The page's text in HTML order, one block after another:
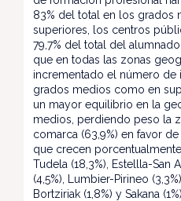
83% del total en los grados
superiores, los centros
79,7% del total del
que en todas las zonas
incrementado el número de
grados medios como en
un mayor equilibrio en la
medios, perdiendo peso la
comarca (63,9%) en favor
que crecen
Tudela (18,3%), Estellla-San
(4,5%), Lumbier-Pirineo
Bortziriak (1,8%) y Sakana